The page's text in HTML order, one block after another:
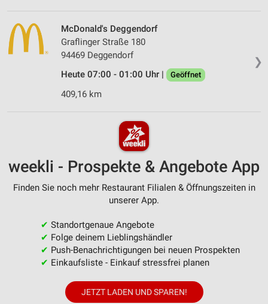
❯
McDonald's Deggendorf
Graflinger Straße 180
94469 Deggendorf
Heute 07:00 - 01:00 Uhr |
Geöffnet
409,16 km
weekli - Prospekte & Angebote App
Finden Sie noch mehr Restaurant Filialen & Öffnungszeiten in
unserer App.
✔ Standortgenaue Angebote
✔ Folge deinem Lieblingshändler
✔ Push-Benachrichtigungen bei neuen Prospekten
✔ Einkaufsliste - Einkauf stressfrei planen
JETZT LADEN UND SPAREN!